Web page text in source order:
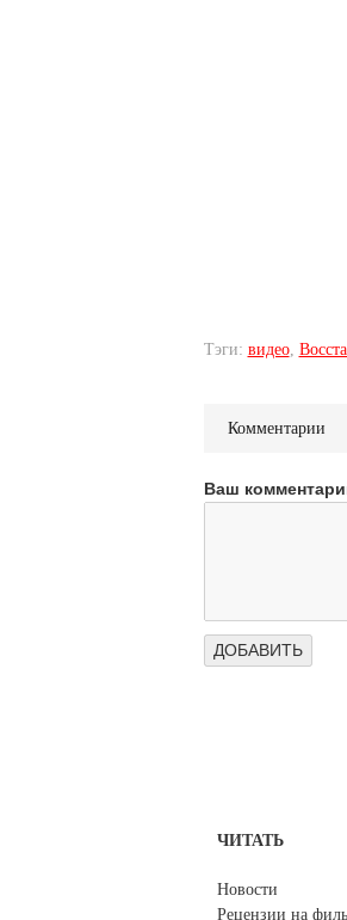
Тэги: видео,
Комментарии
Ваш
ЧИТАТЬ
Новости
Рецензии на